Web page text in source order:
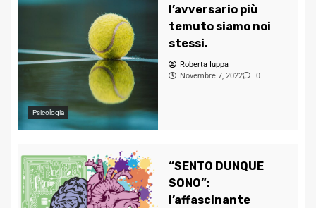
Psicologia
l’avversario più
temuto siamo noi
stessi.
Roberta Iuppa
Novembre 7, 2022
0
“SENTO DUNQUE
SONO”:
l’affascinante